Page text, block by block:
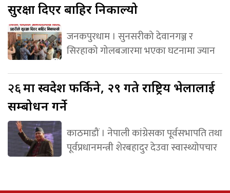
सुरक्षा दिएर बाहिर निकाल्यो
जनकपुरधाम । सुनसरीको देवानगञ्ज र
सिरहाको गोलबजारमा भएका घटनामा ज्यान
२६मा स्वदेश फर्किने, २९ गते राष्ट्रिय भेलालाई
सम्बोधन गर्ने
काठमाडौं । नेपाली कांग्रेसका पूर्वसभापति तथा
पूर्वप्रधानमन्त्री शेरबहादुर देउवा स्वास्थ्योपचार